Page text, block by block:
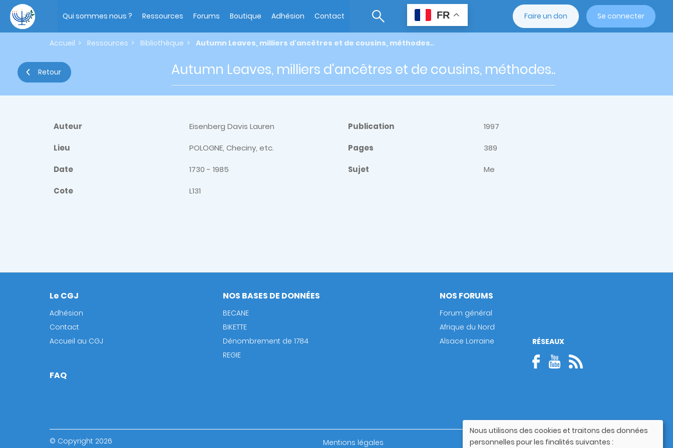
contenu
principal
navigation
Qui sommes nous ? Ressources Forums Boutique Adhésion Contact FR Faire un don Se connecter
Accueil Ressources Bibliothèque Autumn Leaves, milliers d'ancêtres et de cousins, méthodes..
Retour Autumn Leaves, milliers d'ancêtres et de cousins, méthodes..
Auteur Eisenberg Davis Lauren Publication 1997
Lieu POLOGNE, Checiny, etc. Pages 389
Date 1730 - 1985 Sujet Me
Cote L131
Footer
Le CGJ
Adhésion
Contact
Accueil au CGJ
NOS BASES DE DONNÉES
BECANE
BIKETTE
Dénombrement de 1784
REGIE
NOS FORUMS
Forum général
Afrique du Nord
Alsace Lorraine
FAQ
RÉSEAUX
© Copyright 2026
bottom
Mentions légales Guide utilisateur
Utilisation
Nous utilisons des cookies et traitons des données
personnelles pour les finalités suivantes :